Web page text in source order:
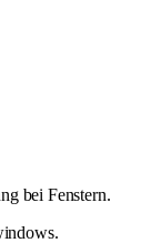
bei Fenstern.